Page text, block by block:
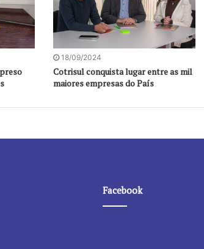
18/09/2024
Cotrisul conquista lugar entre as mil
maiores empresas do País
Facebook